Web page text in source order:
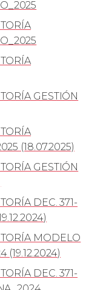
GESTIÓN
(18.07.2025)
GESTIÓN
DEC. 371-
MODELO
(19.12.2024)
DEC. 371-